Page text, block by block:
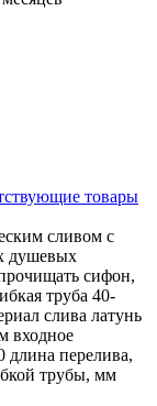
товары
сливом с
душевых
сифон,
труба 40-
слива латунь
входное
длина перелива,
трубы, мм